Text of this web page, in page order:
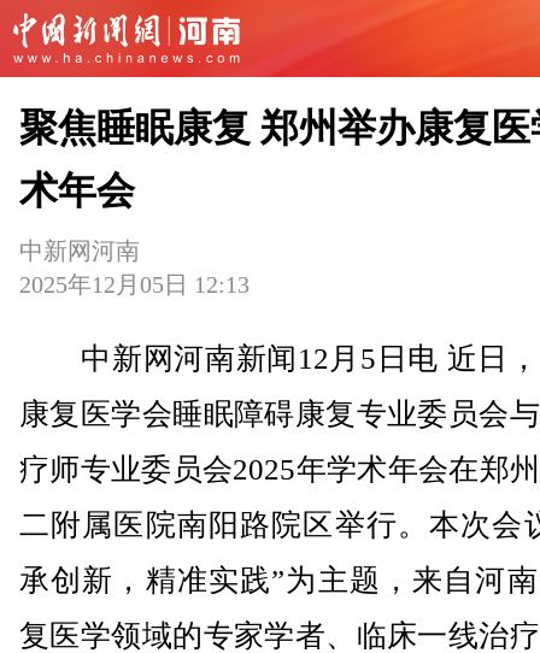
聚焦睡眠康复 郑州举办康复医
术年会
中新网河南
2025年12月05日 12:13
中新网河南新闻12月5日电 近日，
康复医学会睡眠障碍康复专业委员会
疗师专业委员会2025年学术年会在郑
二附属医院南阳路院区举行。本次会
承创新，精准实践”为主题，来自河
复医学领域的专家学者、临床一线治